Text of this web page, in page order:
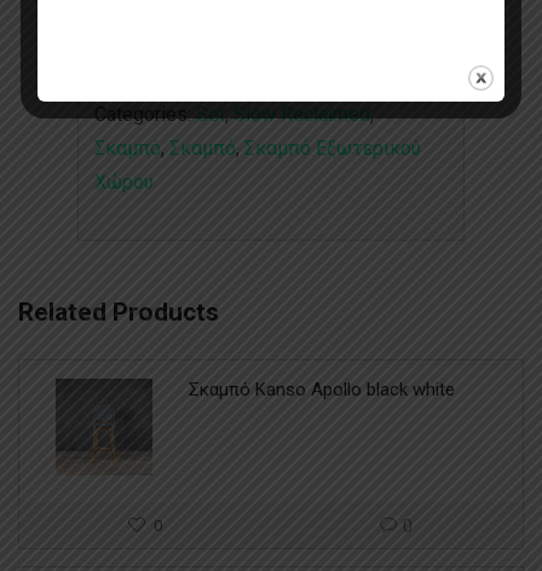
Categories:Set,Slow Reclaimed,
Σκαμπό, Σκαμπό, Σκαμπό Εξωτερικού
Χώρου
Related Products
Σκαμπό Kanso Apollo black white
0 0